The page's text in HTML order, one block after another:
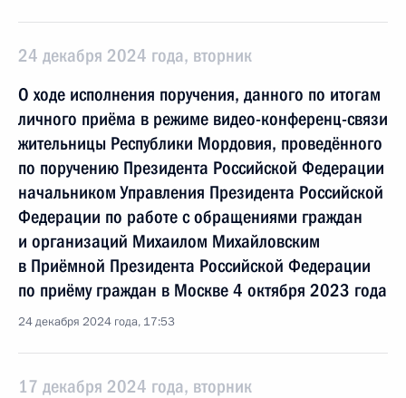
24 декабря 2024 года, вторник
О ходе исполнения поручения, данного по итогам
личного приёма в режиме видео-конференц-связи
жительницы Республики Мордовия, проведённого
по поручению Президента Российской Федерации
начальником Управления Президента Российской
Федерации по работе с обращениями граждан
и организаций Михаилом Михайловским
в Приёмной Президента Российской Федерации
по приёму граждан в Москве 4 октября 2023 года
24 декабря 2024 года, 17:53
17 декабря 2024 года, вторник